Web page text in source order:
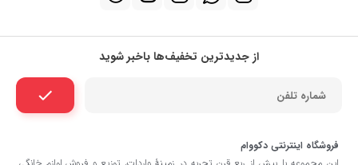
از جدیدترین تخفیف‌ها باخبر شوید
فروشگاه اینترنتی دکووام